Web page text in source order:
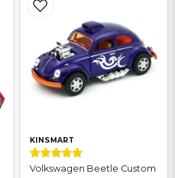
KINSMART
Volkswagen Beetle Custom